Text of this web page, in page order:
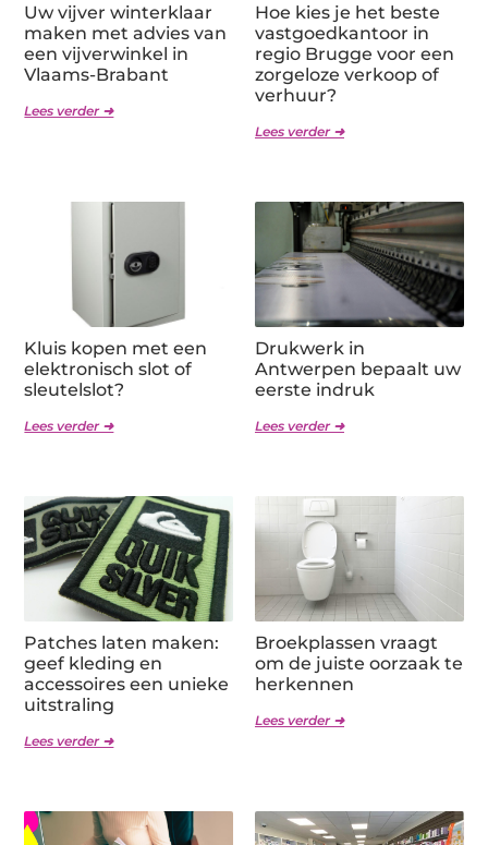
Uw vijver winterklaar
maken met advies van
een vijverwinkel in
Vlaams-Brabant
Lees verder ➜
Hoe kies je het beste
vastgoedkantoor in
regio Brugge voor een
zorgeloze verkoop of
verhuur?
Lees verder ➜
Kluis kopen met een
elektronisch slot of
sleutelslot?
Lees verder ➜
Drukwerk in
Antwerpen bepaalt uw
eerste indruk
Lees verder ➜
Patches laten maken:
geef kleding en
accessoires een unieke
uitstraling
Lees verder ➜
Broekplassen vraagt
om de juiste oorzaak te
herkennen
Lees verder ➜